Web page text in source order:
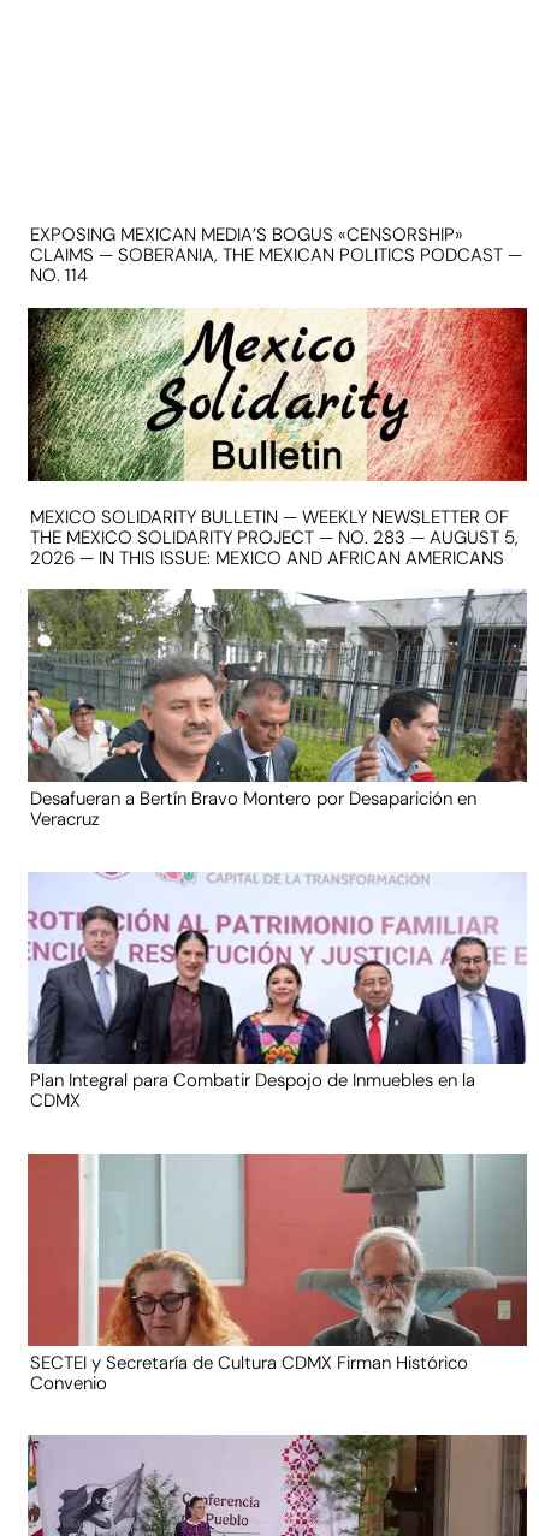
EXPOSING MEXICAN MEDIA’S BOGUS «CENSORSHIP»
CLAIMS — SOBERANIA, THE MEXICAN POLITICS PODCAST —
NO. 114
MEXICO SOLIDARITY BULLETIN — WEEKLY NEWSLETTER OF
THE MEXICO SOLIDARITY PROJECT — NO. 283 — AUGUST 5,
2026 — IN THIS ISSUE: MEXICO AND AFRICAN AMERICANS
Desafueran a Bertín Bravo Montero por Desaparición en
Veracruz
Plan Integral para Combatir Despojo de Inmuebles en la
CDMX
SECTEI y Secretaría de Cultura CDMX Firman Histórico
Convenio